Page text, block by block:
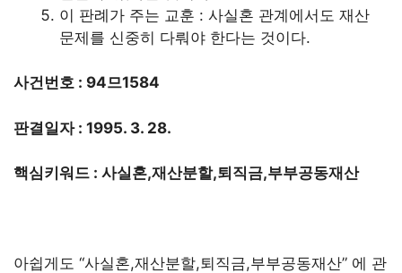
이 판례가 주는 교훈 : 사실혼 관계에서도 재산
문제를 신중히 다뤄야 한다는 것이다.
사건번호 : 94므1584
판결일자 : 1995. 3. 28.
핵심키워드 : 사실혼,재산분할,퇴직금,부부공동재산
아쉽게도 “사실혼,재산분할,퇴직금,부부공동재산” 에 관